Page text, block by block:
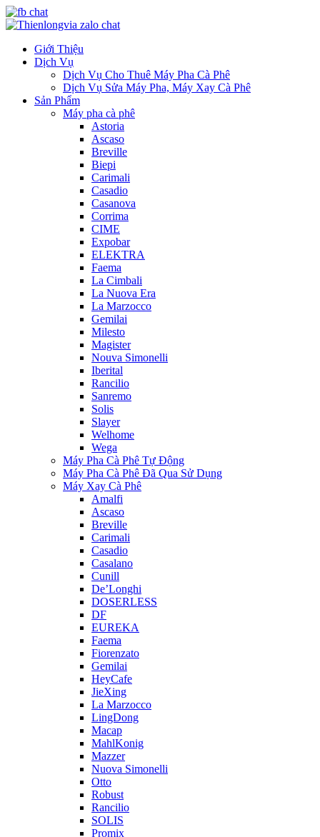
Giới Thiệu
Dịch Vụ
Dịch Vụ Cho Thuê Máy Pha Cà Phê
Dịch Vụ Sửa Máy Pha, Máy Xay Cà Phê
Sản Phẩm
Máy pha cà phê
Astoria
Ascaso
Breville
Biepi
Carimali
Casadio
Casanova
Corrima
CIME
Expobar
ELEKTRA
Faema
La Cimbali
La Nuova Era
La Marzocco
Gemilai
Milesto
Magister
Nouva Simonelli
Iberital
Rancilio
Sanremo
Solis
Slayer
Welhome
Wega
Máy Pha Cà Phê Tự Động
Máy Pha Cà Phê Đã Qua Sử Dụng
Máy Xay Cà Phê
Amalfi
Ascaso
Breville
Carimali
Casadio
Casalano
Cunill
De’Longhi
DOSERLESS
DF
EUREKA
Faema
Fiorenzato
Gemilai
HeyCafe
JieXing
La Marzocco
LingDong
Macap
MahlKonig
Mazzer
Nuova Simonelli
Otto
Robust
Rancilio
SOLIS
Promix